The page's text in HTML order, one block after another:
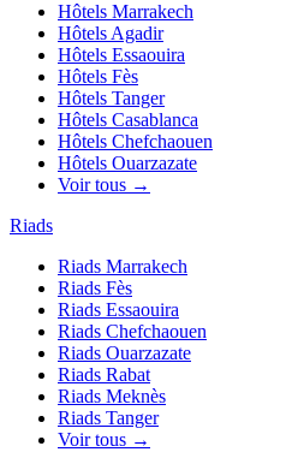
Hôtels Marrakech
Hôtels Agadir
Hôtels Essaouira
Hôtels Fès
Hôtels Tanger
Hôtels Casablanca
Hôtels Chefchaouen
Hôtels Ouarzazate
Voir tous →
Riads
Riads Marrakech
Riads Fès
Riads Essaouira
Riads Chefchaouen
Riads Ouarzazate
Riads Rabat
Riads Meknès
Riads Tanger
Voir tous →